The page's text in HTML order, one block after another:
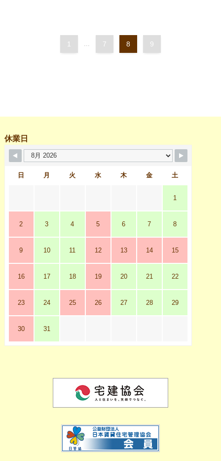
1 7 8 9
休業日
日 月 火 水 木 金 土
1
2 3 4 5 6 7 8
9 10 11 12 13 14 15
16 17 18 19 20 21 22
23 24 25 26 27 28 29
30 31